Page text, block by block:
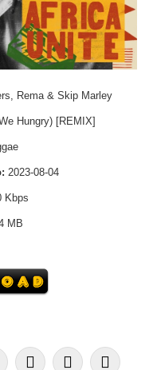
Rema & Skip Marley
Hungry) [REMIX]
2023-08-04
Kbps
MB